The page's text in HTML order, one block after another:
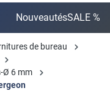
NouveautésSALE %
de bureau
Ø 6 mm